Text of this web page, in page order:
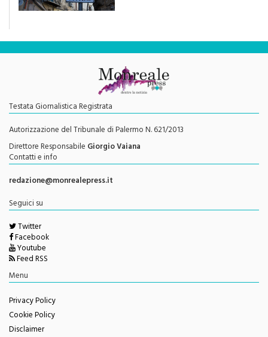
Testata Giornalistica Registrata
Autorizzazione del Tribunale di Palermo N. 621/2013
Direttore ResponsabileGiorgio Vaiana
Contatti e info
redazione@monrealepress.it
Twitter
Facebook
Youtube
Feed RSS
Menu
Privacy Policy
Cookie Policy
Disclaimer
Redazione